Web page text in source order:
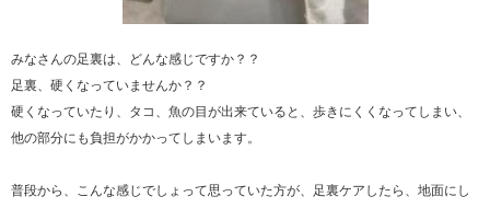
みなさんの足裏は、どんな感じですか？？
足裏、硬くなっていませんか？？
硬くなっていたり、タコ、魚の目が出来ていると、歩きにくくなってしまい、
他の部分にも負担がかかってしまいます。
普段から、こんな感じでしょって思っていた方が、足裏ケアしたら、地面にし